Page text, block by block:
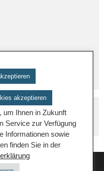
akzeptieren
um Ihnen in Zukunft
Service zur Verfügung
Informationen sowie
finden Sie in der